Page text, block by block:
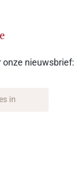
onze nieuwsbrief: